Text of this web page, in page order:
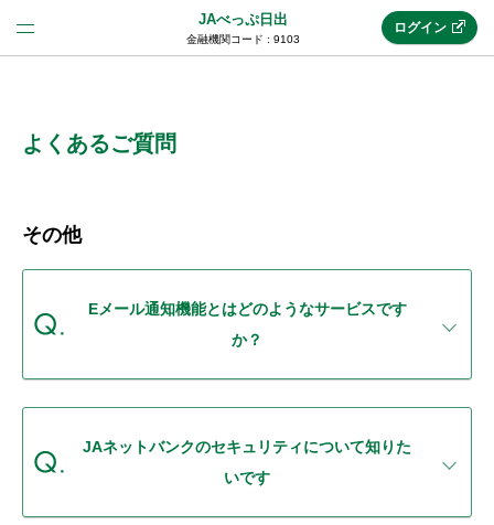
JAべっぷ日出
金融機関コード : 9103
(法人JAネットバンク)
JAネットバンクトップ
機能・サービス
ログイン
よくあるご質問
その他
Eメール通知機能とはどのようなサービスです
か？
JAネットバンクのセキュリティについて知りた
いです